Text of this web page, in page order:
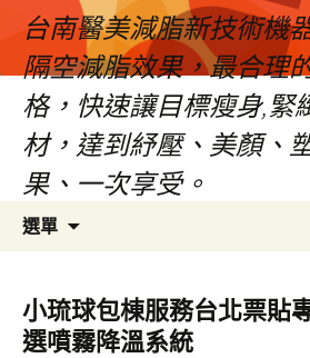
台南醫美減脂新技術機
隔空減脂效果，最合理
格，快速讓目標瘦身,緊
材，達到紓壓、美顏、
果、一次享受。
選單
容
小琉球包棟服務台北票貼
選噴霧降溫系統